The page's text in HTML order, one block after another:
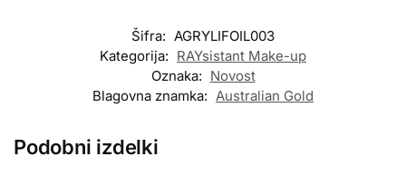
Šifra: AGRYLIFOIL003
Kategorija: RAYsistant Make-up
Oznaka: Novost
Blagovna znamka: Australian Gold
Podobni izdelki